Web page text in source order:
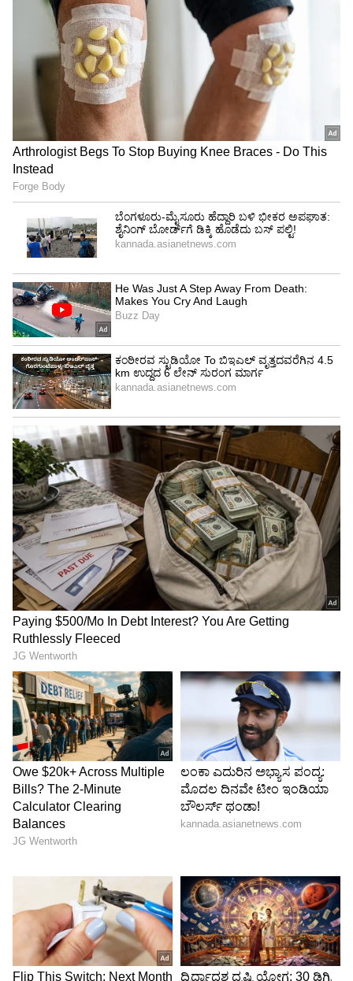
ಭಕ್ತರು ಆಕ್ರೋಶ:
ಈ ಘಟನೆಯಿಂದ ಕನಕಪುರದ ಸ್ಥಳೀಯ ಭಕ್ತರು ಮತ್ತು
ನಾಗರಿಕರು ಆಘಾತಕ್ಕೊೈಗೊಂಡಿದ್ದಾರೆ. ಉಪಮುಖ್ಯಮಂತ್ರಿ
ಡಿ.ಕೆ.ಶಿವಕುಮಾರ್ ಅವರ ಕುಟುಂಬಕ್ಕೆ ಆತ್ಮೀಯವಾದ
ಕೆಂಕೇರಮ್ಮ ದೇವಾಲಯದಲ್ಲಿ ಇಂತಹ ಕೃತ್ಯ ನಡೆದಿರುವುದು
ಭಕ್ತರಲ್ಲಿ ಕೋಪ ಆಕ್ರೋಶವನ್ನು ಸೃಷ್ಟಿಸಿದೆ. ಪೊಲೀಸರು
ಸ್ಥಳೀಯರಿಂದ ಮಾಹಿತಿ ಕಲೆಹಾಕುವ ಜೊತೆಗೆ,
ಆರೋಪಿಗಳನ್ನು ಶೀಘ್ರವಾಗಿ ಬಂಧಿಸಲು ಕಾರ್ಯಾಚರಣೆ
ಆರಂಭಿಸಿದ್ದಾರೆ.